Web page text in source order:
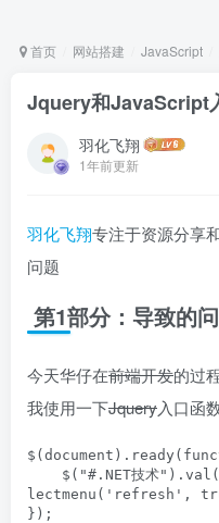
首页 网站搭建 JavaScript
Jquery和JavaScript
羽化飞翔
1年前更新
羽化飞翔专注于资源分享
问题
第1部分：导致的
今天华仔在前端开发的过
我使用一下Jquery入口函
$("#.NET技术
lectmenu('refresh',
});